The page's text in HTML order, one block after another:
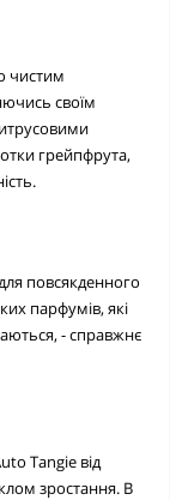
чистим
своїм
грейпфрута,
повсякденного
парфумів, які
- справжнє
Tangie від
зростання. В